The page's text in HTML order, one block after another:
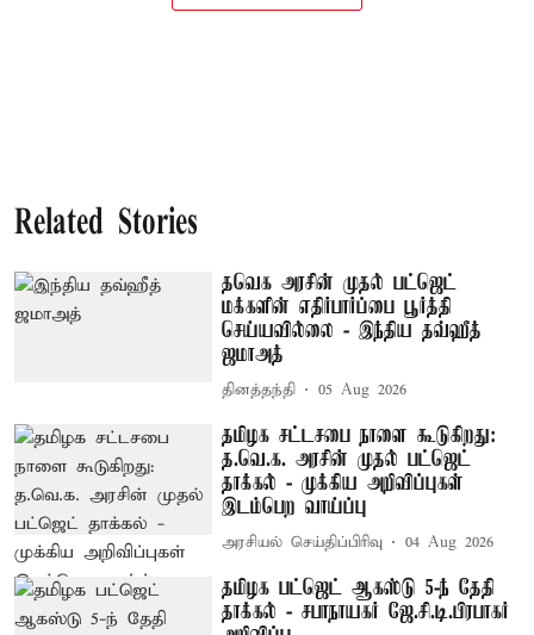
Related Stories
தவெக அரசின் முதல் பட்ஜெட்
மக்களின் எதிர்பார்ப்பை பூர்த்தி
செய்யவில்லை - இந்திய தவ்ஹீத்
ஜமாஅத்
தினத்தந்தி 05 Aug 2026
தமிழக சட்டசபை நாளை கூடுகிறது:
த.வெ.க. அரசின் முதல் பட்ஜெட்
தாக்கல் - முக்கிய அறிவிப்புகள்
இடம்பெற வாய்ப்பு
அரசியல் செய்திப்பிரிவு 04 Aug 2026
தமிழக பட்ஜெட் ஆகஸ்டு 5-ந் தேதி
தாக்கல் - சபாநாயகர் ஜே.சி.டி.பிரபாகர்